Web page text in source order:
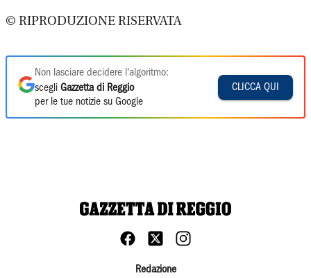
© RIPRODUZIONE RISERVATA
Non lasciare decidere l'algoritmo:
scegli Gazzetta di Reggio
per le tue notizie su Google
CLICCA QUI
Redazione